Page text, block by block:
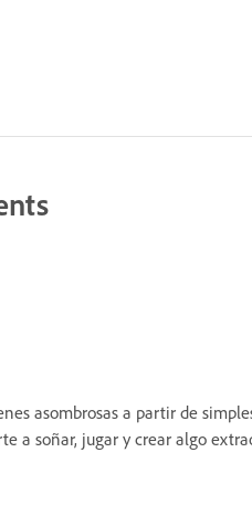
asombrosas a partir de
a soñar, jugar y crear algo